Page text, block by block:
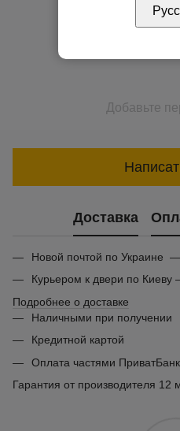
Добавьте
Доставка
Новой почтой по Украине —
Курьером к двери по Киеву
Подробнее о доставке
Наличными при получении
Кредитной картой
Оплата частями
Гарантия от производителя 12